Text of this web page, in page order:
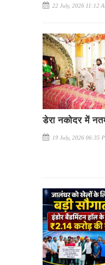
22 July, 2026 11:12
डेरा नकोदर में
19 July, 2026 06:35